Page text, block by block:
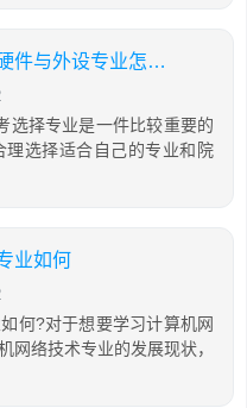
成都市中等职业学校的计算机硬件与外设专业怎么样
选择专业是一件比较重要的
选择适合自己的专业和院
业如何
何?对于想要学习计算机网
网络技术专业的发展现状，